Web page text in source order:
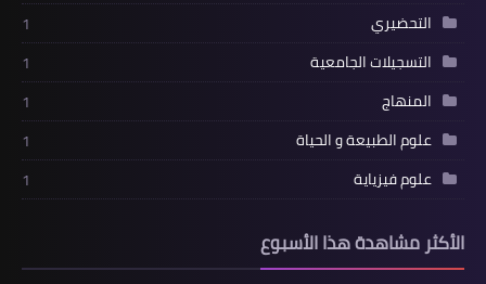
التحضيري
1
التسجيلات الجامعية
1
المنهاج
1
علوم الطبيعة و الحياة
1
علوم فيزياية
1
الأكثر مشاهدة هذا الأسبوع